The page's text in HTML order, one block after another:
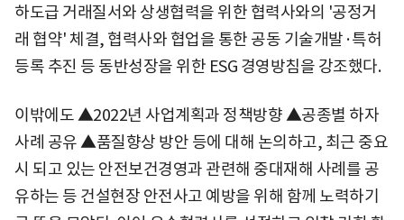
하도급 거래질서와 상생협력을 위한 협력사와의 '공정거
래 협약' 체결, 협력사와 협업을 통한 공동 기술개발·특허
등록 추진 등 동반성장을 위한 ESG 경영방침을 강조했다.
이밖에도 ▲2022년 사업계획과 정책방향 ▲공종별 하자
사례 공유 ▲품질향상 방안 등에 대해 논의하고, 최근 중요
시 되고 있는 안전보건경영과 관련해 중대재해 사례를 공
유하는 등 건설현장 안전사고 예방을 위해 함께 노력하기